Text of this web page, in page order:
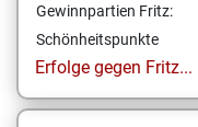
Gewinnpartien Fritz:
Schönheitspunkte
Erfolge gegen Fritz...